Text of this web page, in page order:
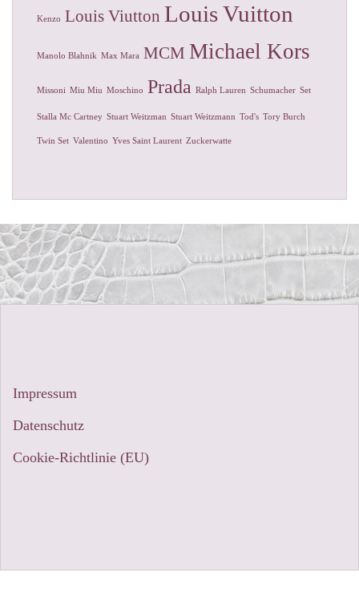
Kenzo Louis Viutton Louis Vuitton
Manolo Blahnik Max Mara MCM Michael Kors
Missoni Miu Miu Moschino Prada Ralph Lauren Schumacher Set
Stalla Mc Cartney Stuart Weitzman Stuart Weitzmann Tod's Tory Burch
Twin Set Valentino Yves Saint Laurent Zuckerwatte
Impressum
Datenschutz
Cookie-Richtlinie (EU)